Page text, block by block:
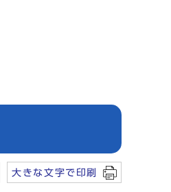
大きな文字で印刷